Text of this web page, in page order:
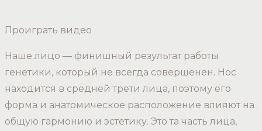
Проиграть видео
Наше лицо — финишный результат работы
генетики, который не всегда совершенен. Нос
находится в средней трети лица, поэтому его
форма и анатомическое расположение влияют на
общую гармонию и эстетику. Это та часть лица,